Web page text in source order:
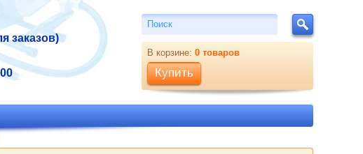
Поиск
заказов)
Поиск
В корзине: 0товаров
Купить